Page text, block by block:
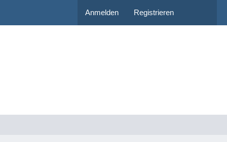
Anmelden Registrieren